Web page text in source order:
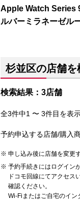
Apple Watch Series
ルバーミラネーゼル
杉並区の店舗
検索結果：3店舗
全3件中1 〜 3件目を表
予約申込する店舗/購入
申し込み後に店舗を変更
予約手続きにはログイン
ドコモ回線にてアクセス
確認ください。
Wi-Fiまたはご自宅のイ